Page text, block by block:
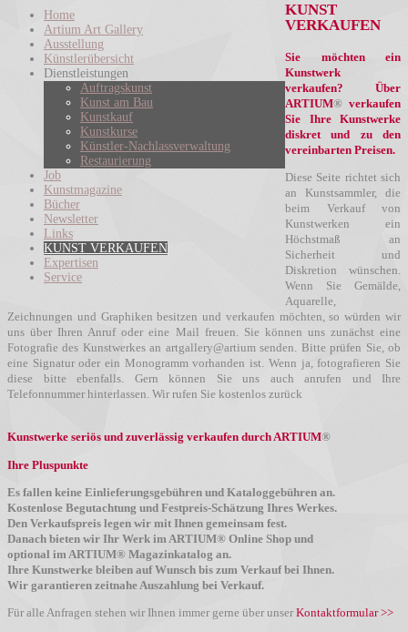
Home
Artium Art Gallery
Ausstellung
Künstlerübersicht
Dienstleistungen
Auftragskunst
Kunst am Bau
Kunstkauf
Kunstkurse
Künstler-Nachlassverwaltung
Restaurierung
Job
Kunstmagazine
Bücher
Newsletter
Links
KUNST VERKAUFEN
Expertisen
Service
KUNST
VERKAUFEN
Sie möchten ein
Kunstwerk
verkaufen? Über
ARTIUM® verkaufen
Sie Ihre Kunstwerke
diskret und zu den
vereinbarten Preisen.
Diese Seite richtet sich
an Kunstsammler, die
beim Verkauf von
Kunstwerken ein
Höchstmaß an
Sicherheit und
Diskretion wünschen.
Wenn Sie Gemälde,
Aquarelle,
Zeichnungen und Graphiken besitzen und verkaufen möchten, so würden wir
uns über Ihren Anruf oder eine Mail freuen. Sie können uns zunächst eine
Fotografie des Kunstwerkes an artgallery@artium senden. Bitte prüfen Sie, ob
eine Signatur oder ein Monogramm vorhanden ist. Wenn ja, fotografieren Sie
diese bitte ebenfalls. Gern können Sie uns auch anrufen und Ihre
Telefonnummer hinterlassen. Wir rufen Sie kostenlos zurück
Kunstwerke seriös und zuverlässig verkaufen durch ARTIUM®
Ihre Pluspunkte
Es fallen keine Einlieferungsgebühren und Kataloggebühren an.
Kostenlose Begutachtung und Festpreis-Schätzung Ihres Werkes.
Den Verkaufspreis legen wir mit Ihnen gemeinsam fest.
Danach bieten wir Ihr Werk im ARTIUM® Online Shop und
optional im ARTIUM® Magazinkatalog an.
Ihre Kunstwerke bleiben auf Wunsch bis zum Verkauf bei Ihnen.
Wir garantieren zeitnahe Auszahlung bei Verkauf.
Für alle Anfragen stehen wir Ihnen immer gerne über unser Kontaktformular >>